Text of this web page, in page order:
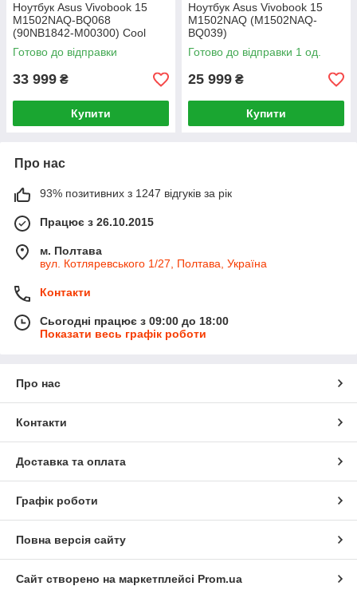
Ноутбук Asus Vivobook 15
M1502NAQ-BQ068
(90NB1842-M00300) Cool
Silver
Готово до відправки
33 999 ₴
Купити
Ноутбук Asus Vivobook 15
M1502NAQ (M1502NAQ-
BQ039)
Готово до відправки 1 од.
25 999 ₴
Купити
Про нас
93% позитивних з 1247 відгуків за рік
Працює з 26.10.2015
м. Полтава
вул. Котляревського 1/27, Полтава, Україна
Контакти
Сьогодні працює з 09:00 до 18:00
Показати весь графік роботи
Про нас
Контакти
Доставка та оплата
Графік роботи
Повна версія сайту
Сайт створено на маркетплейсі Prom.ua